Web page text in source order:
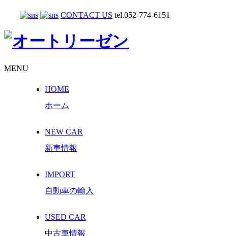
CONTACT US tel.052-774-6151
MENU
HOME
ホーム
NEW CAR
新車情報
IMPORT
自動車の輸入
USED CAR
中古車情報